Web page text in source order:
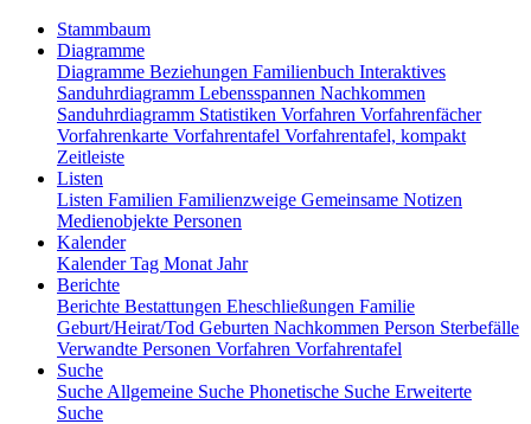
Stammbaum
Diagramme
Diagramme Beziehungen Familienbuch Interaktives
Sanduhrdiagramm Lebensspannen Nachkommen
Sanduhrdiagramm Statistiken Vorfahren Vorfahrenfächer
Vorfahrenkarte Vorfahrentafel Vorfahrentafel, kompakt
Zeitleiste
Listen
Listen Familien Familienzweige Gemeinsame Notizen
Medienobjekte Personen
Kalender
KalenderTag Monat Jahr
Berichte
Berichte Bestattungen Eheschließungen Familie
Geburt/Heirat/Tod Geburten Nachkommen Person Sterbefälle
Verwandte Personen Vorfahren Vorfahrentafel
Suche
Suche Allgemeine Suche Phonetische Suche Erweiterte
Suche